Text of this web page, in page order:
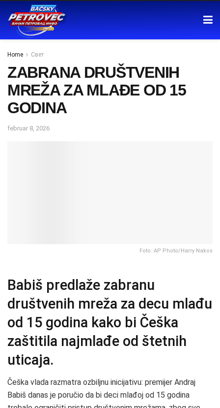
Home Свет
ZABRANA DRUŠTVENIH
MREŽA ZA MLAĐE OD 15
GODINA
februar 8, 2026
Foto: AP Photo/Harry Nakos
Babiš predlaže zabranu
društvenih mreža za decu mlađu
od 15 godina kako bi Češka
zaštitila najmlađe od štetnih
uticaja.
Češka vlada razmatra ozbiljnu inicijativu: premijer Andraj
Babiš danas je poručio da bi deci mlađoj od 15 godina